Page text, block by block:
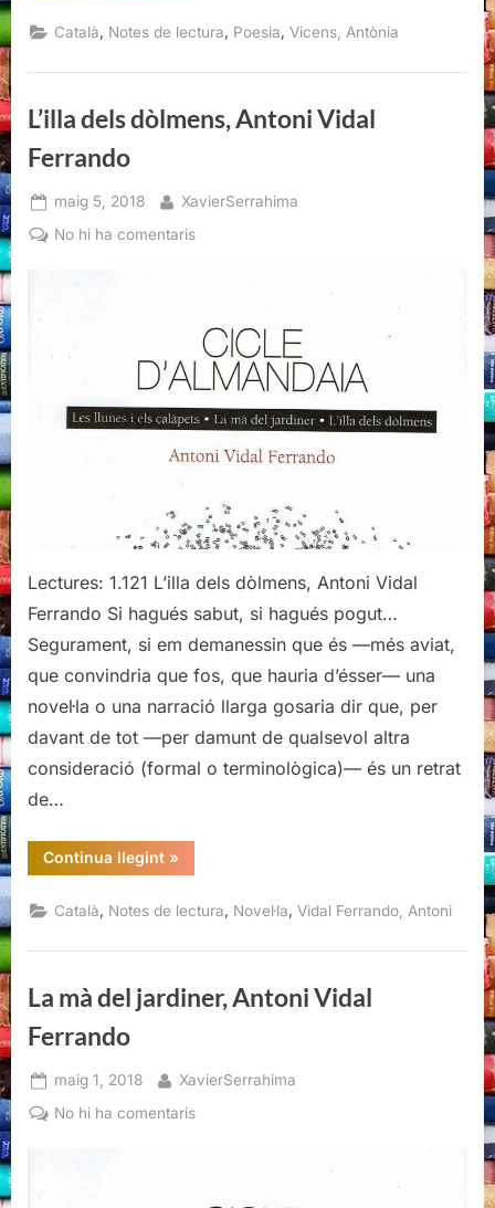
Català, Notes de lectura, Poesia,Vicens, Antònia
L’illa dels dòlmens, Antoni Vidal
Ferrando
Posted
on
maig 5, 2018 By
XavierSerrahima
No hi ha comentarisa
Antoni
Vidal
Ferrando
Lectures: 1.121 L’illa dels dòlmens, Antoni Vidal
Ferrando Si hagués sabut, si hagués pogut…
Segurament, si em demanessin que és —més aviat,
que convindria que fos, que hauria d’ésser— una
novel·la o una narració llarga gosaria dir que, per
davant de tot —per damunt de qualsevol altra
consideració (formal o terminològica)— és un retrat
de…
Continua llegint“L’illa
dels
Antoni
Vidal
»
Català, Notes de lectura, Novel·la,Vidal Ferrando, Antoni
La mà del jardiner, Antoni Vidal
Ferrando
Posted
on
maig 1, 2018 By
XavierSerrahima
No hi ha comentarisa